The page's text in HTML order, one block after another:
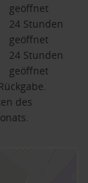
geöffnet
24 Stunden
geöffnet
24 Stunden
geöffnet
des